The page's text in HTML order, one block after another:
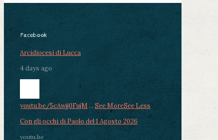
Facebook
Arcidiocesi di Lucca
4 days ago
youtu.be/5cAwjj0FujM ... See MoreSee Less
Con gli occhi di Paolo del 1 Agosto 2026
youtu.be